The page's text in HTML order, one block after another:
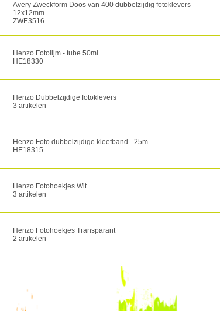
Avery Zweckform Doos van 400 dubbelzijdig fotoklevers -
12x12mm
ZWE3516
Henzo Fotolijm - tube 50ml
HE18330
Henzo Dubbelzijdige fotoklevers
3 artikelen
Henzo Foto dubbelzijdige kleefband - 25m
HE18315
Henzo Fotohoekjes Wit
3 artikelen
Henzo Fotohoekjes Transparant
2 artikelen